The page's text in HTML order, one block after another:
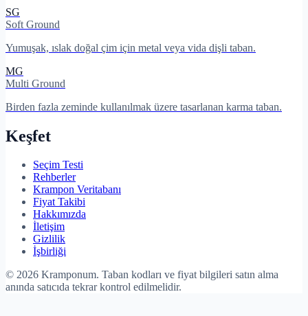
SG
Soft Ground
Yumuşak, ıslak doğal çim için metal veya vida dişli taban.
MG
Multi Ground
Birden fazla zeminde kullanılmak üzere tasarlanan karma taban.
Keşfet
Seçim Testi
Rehberler
Krampon Veritabanı
Fiyat Takibi
Hakkımızda
İletişim
Gizlilik
İşbirliği
© 2026 Kramponum. Taban kodları ve fiyat bilgileri satın alma
anında satıcıda tekrar kontrol edilmelidir.